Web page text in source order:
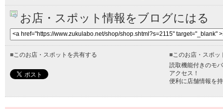
お店・スポット情報をブログにはる
■ このお店・スポットを共有する ■ このお店・スポ
読取機能付きのモ
アクセス！
便利に店舗情報を